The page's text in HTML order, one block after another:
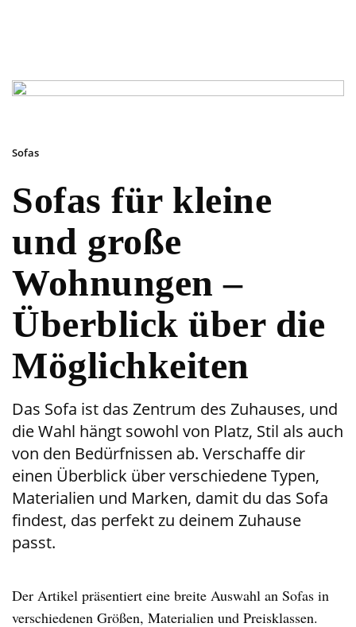
Sofas für kleine
und große
Wohnungen –
Überblick über die
Möglichkeiten
Sofas
Das Sofa ist das Zentrum des Zuhauses, und
die Wahl hängt sowohl von Platz, Stil als auch
von den Bedürfnissen ab. Verschaffe dir
einen Überblick über verschiedene Typen,
Materialien und Marken, damit du das Sofa
findest, das perfekt zu deinem Zuhause
passt.
Der Artikel präsentiert eine breite Auswahl an Sofas in
verschiedenen Größen, Materialien und Preisklassen.